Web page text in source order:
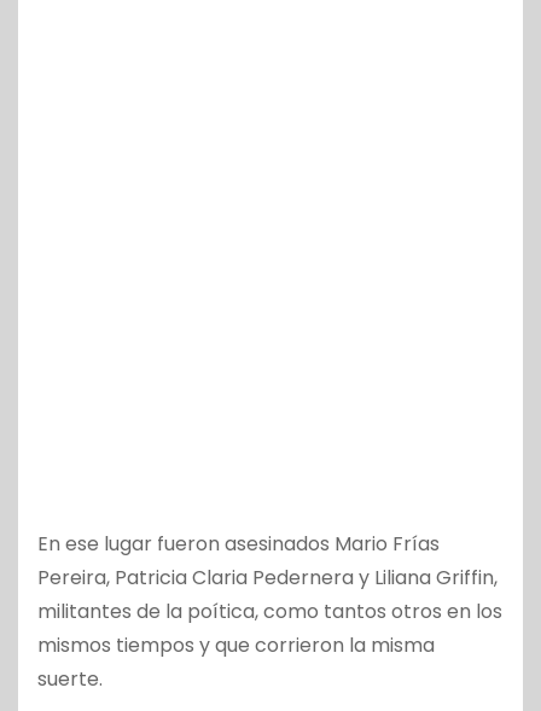
En ese lugar fueron asesinados Mario Frías
Pereira, Patricia Claria Pedernera y Liliana Griffin,
militantes de la poítica, como tantos otros en los
mismos tiempos y que corrieron la misma
suerte.